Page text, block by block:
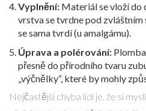
Vyplnění: Materiál se vloží do
vrstva se tvrdne pod
se sama tvrdí (u amalgámu).
Úprava a polérování:
přesně do přírodního tvaru
„výčnělky“, které by mohly
Nejčastější chyba lidí je, že si